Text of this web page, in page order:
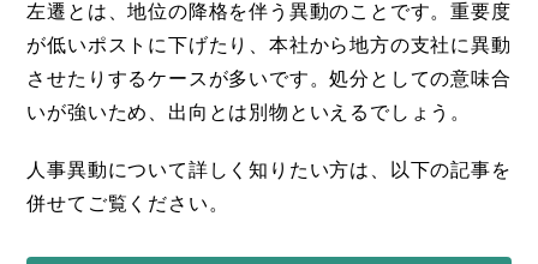
左遷とは、地位の降格を伴う異動のことです。重要度
が低いポストに下げたり、本社から地方の支社に異動
させたりするケースが多いです。処分としての意味合
いが強いため、出向とは別物といえるでしょう。
人事異動について詳しく知りたい方は、以下の記事を
併せてご覧ください。